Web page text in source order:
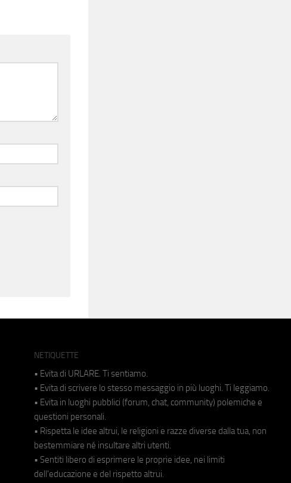
NETIQUETTE
• Evita di URLARE. Ti sentiamo.
• Evita di scrivere lo stesso messaggio in più luoghi. Ti leggiamo.
• Evita in luoghi pubblici (forum, chat, community) polemiche e
questioni personali.
• Rispetta le idee altrui, le religioni e razze diverse dalla tua, non
bestemmiare né insultare altri utenti.
• Sentiti libero di esprimere le proprie idee, nei limiti
dell'educazione e del rispetto altrui.